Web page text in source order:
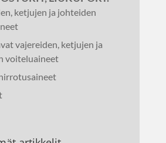
ketjujen ja johteiden
vajereiden, ketjujen ja
voiteluaineet